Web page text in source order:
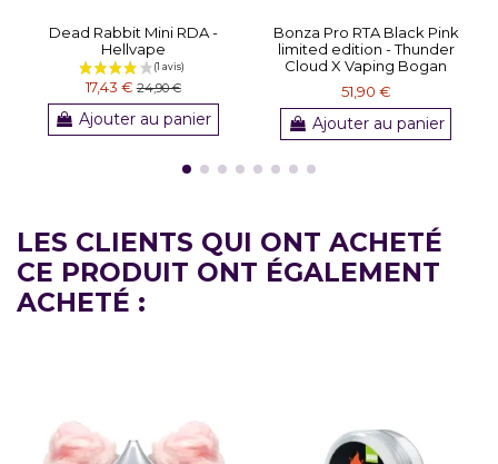
Dead Rabbit Mini RDA -
Hellvape
17,43 €24,90 €
Ajouter au panier
Bonza Pro RTA Black Pink
limited edition - Thunder
Cloud X Vaping Bogan
51,90 €
Ajouter au panier
LES CLIENTS QUI ONT ACHETÉ
CE PRODUIT ONT ÉGALEMENT
ACHETÉ :